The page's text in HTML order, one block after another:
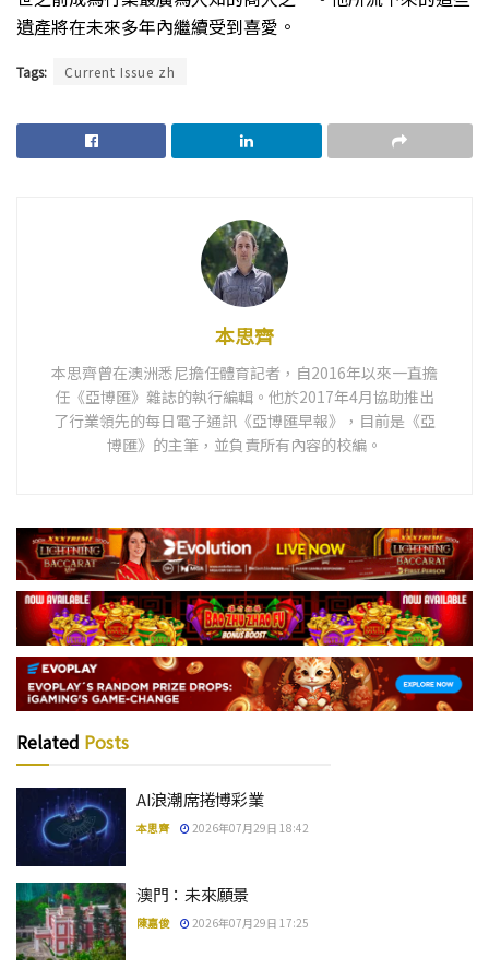
遺產將在未來多年內繼續受到喜愛。
Tags: Current Issue zh
本思齊
本思齊曾在澳洲悉尼擔任體育記者，自2016年以來一直擔
任《亞博匯》雜誌的執行編輯。他於2017年4月協助推出
了行業領先的每日電子通訊《亞博匯早報》，目前是《亞
博匯》的主筆，並負責所有內容的校編。
Related Posts
AI浪潮席捲博彩業
本思齊 2026年07月29日 18:42
澳門：未來願景
陳嘉俊 2026年07月29日 17:25